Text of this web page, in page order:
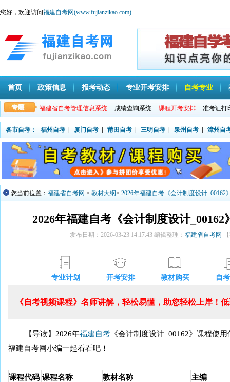
您好，欢迎访问福建自考网(www.fujianzikao.com)
首页 政策信息 报考动态 专业开考安排 自考专业
福建省自考管理信息系统 成绩查询系统 课程开考安排 准考证打
各市自考： 福州自考 厦门自考 莆田自考 三明自考 泉州自考 漳州自
您当前位置： 福建省自考网 > 教材大纲> 2026年福建自考《会计制度设计_00162
2026年福建自考《会计制度设计
发布日期：2026-03-23 14:17:43 编辑整理： 福建省自考网
专业计划 开考安排 教材购买 自
《自考视频课程》名师讲解，轻松易懂，助您轻松上岸！
【导读】2026年福建自考 《会计制度设计_00162》课程使
福建自考网小编一起看看吧！
课程代码 课程名称 教材名称
主编